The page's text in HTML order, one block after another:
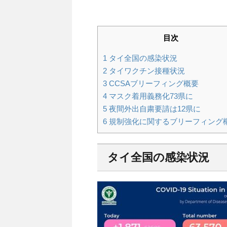
目次
1 タイ全国の感染状況
2 タイワクチン接種状況
3 CCSAブリーフィング概要
4 マスク着用義務化73県に
5 夜間外出自粛要請は12県に
6 規制強化に関するブリーフィング
タイ全国の感染状況